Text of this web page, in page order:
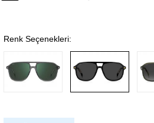
Renk Seçenekleri: